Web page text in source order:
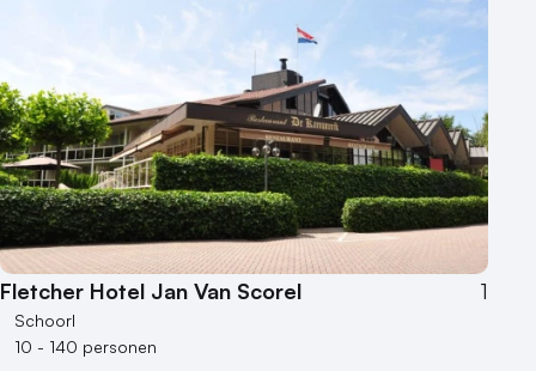
Fletcher Hotel Jan Van Scorel 1
Schoorl
10 - 140 personen